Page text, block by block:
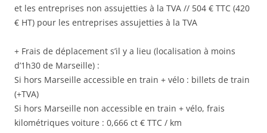
et les entreprises non assujetties à la TVA // 504 € TTC (420
€ HT) pour les entreprises assujetties à la TVA
+ Frais de déplacement s’il y a lieu (localisation à moins
d’1h30 de Marseille) :
Si hors Marseille accessible en train + vélo : billets de train
(+TVA)
Si hors Marseille non accessible en train + vélo, frais
kilométriques voiture : 0,666 ct € TTC / km